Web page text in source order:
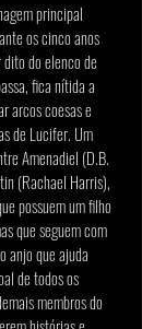
principal
os cinco anos
do elenco de
fica nítida a
arcos coesas e
de Lucifer. Um
Amenadiel (D.B.
(Rachael Harris),
possuem um filho
que seguem com
anjo que ajuda
de todos os
membros do